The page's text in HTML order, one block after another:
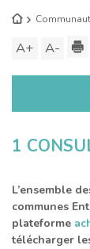
site
Retour
l'accueil
A+
du
texte
A-
du
texte
1
L’ensemble
communes
plateforme
télécharger